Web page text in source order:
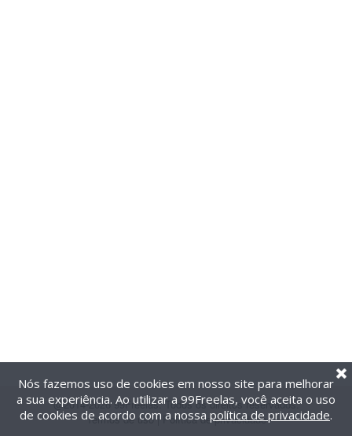
@2014-2026 99Freelas. Todos os direitos reservados.
Termos de uso| Política de privacidade
Nós fazemos uso de cookies em nosso site para melhorar
a sua experiência. Ao utilizar a 99Freelas, você aceita o uso
de cookies de acordo com a nossa política de privacidade.